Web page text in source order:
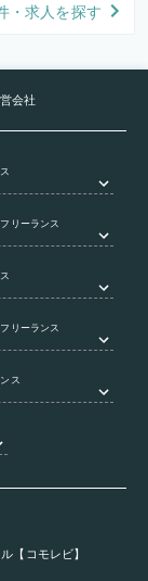
・求人を探す
会社
リーランス
リーランス
ス
【コモレビ】